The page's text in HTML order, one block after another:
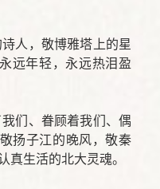
人，敬博雅塔上的星
远年轻，永远热泪盈
们、眷顾着我们、偶
扬子江的晚风，敬秦
真生活的北大灵魂。